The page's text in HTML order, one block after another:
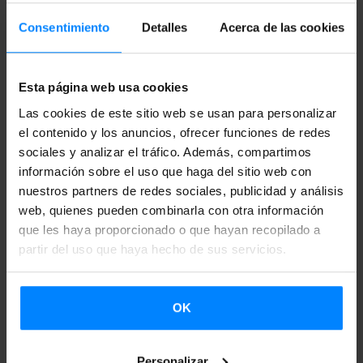
Consentimiento Detalles Acerca de las cookies
Esta página web usa cookies
Las cookies de este sitio web se usan para personalizar
el contenido y los anuncios, ofrecer funciones de redes
sociales y analizar el tráfico. Además, compartimos
información sobre el uso que haga del sitio web con
nuestros partners de redes sociales, publicidad y análisis
web, quienes pueden combinarla con otra información
que les haya proporcionado o que hayan recopilado a
partir del uso que haya hecho de sus servicios.
OK
1995, elegidos y reordenados por él; y, por primera vez,
Ainara Munt Ojanguren, traductora de madre vasca y
padre catalán, ha traducido previamente más trabajos de
Sarrionandia; entre otros, el ensayoMoroak gara
behelaino artean?(¿Somos como moros en la niebla?) y el
diario
Ni ez naiz hemengoa (Yo no soy de aquí) que
escribió en la cárcel. En esta ocasión, ha elegido para ello
esta antología de poemas, que ha traducido con la
subvención de Etxepare Euskal Institutua; y, como en el
caso original, se ha publicado en formato bilingüe, esta vez